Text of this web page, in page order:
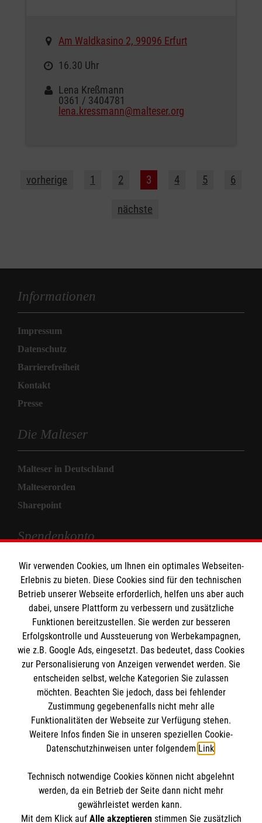
Am Waldkasino 2, 99096 Erfurt
16.30 Uhr
Lena Kreßmann
0361 / 3404781
lena.kressmann@malteser.org
vorherige 1 2 3 4 5 6
nächste
Informationen
Impressum
Datenschutz
Barrierefreiheit
Kontakt
Presse
Die Malteser
Malteser in Deutschland
Malteserorden
Sharepoint
Spendenkonto
Empfänger: Malteser Hilfsdienst e.V.
Pax-Bank für Kirche und Caritas eG
IBAN: DE71 3706 0120 1201 2280 14
BIC: GENODED1PA7
So finden Sie uns
Malteser in der Diözese ErfurtMalteser in Erfurt
August Schleicher Str. 2
99089 Erfurt
E-Mailmalteser.erfurt@malteser.org
Wir verwenden Cookies, um Ihnen ein optimales Webseiten-
Erlebnis zu bieten. Diese Cookies sind für den technischen
Betrieb unserer Webseite erforderlich, helfen uns aber auch
dabei, unsere Plattform zu verbessern und zusätzliche
Funktionen bereitzustellen. Sie werden zur besseren
Erfolgskontrolle und Aussteuerung von Werbekampagnen,
wie z.B. Google Ads, eingesetzt. Das bedeutet, dass Cookies
zur Personalisierung von Anzeigen verwendet werden. Sie
entscheiden selbst, welche Kategorien Sie zulassen
möchten. Beachten Sie jedoch, dass bei fehlender
Zustimmung gegebenenfalls nicht mehr alle
Funktionalitäten der Webseite zur Verfügung stehen.
Weitere Infos finden Sie in unseren speziellen Cookie-
Datenschutzhinweisen unter folgendem Link.
Technisch notwendige Cookies können nicht abgelehnt
werden, da ein Betrieb der Seite dann nicht mehr
gewährleistet werden kann.
Mit dem Klick auf Alle akzeptierenstimmen Sie zusätzlich